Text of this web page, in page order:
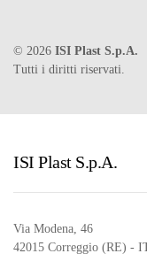
© 2026 ISI Plast S.p.A.
Tutti i diritti riservati.
ISI Plast S.p.A.
Via Modena, 46
42015 Correggio (RE) -